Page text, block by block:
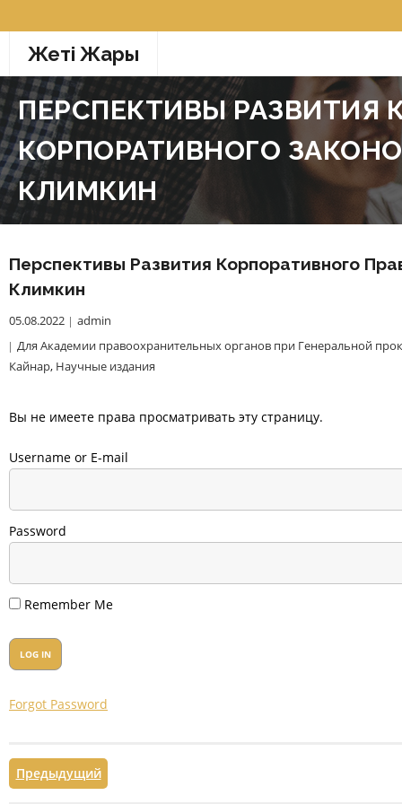
к
содержимому
Жетi Жарғы
ПЕРСПЕКТИВЫ РАЗВИТИЯ
КОРПОРАТИВНОГО
КЛИМКИН
Перспективы Развития Корпоративного
Климкин
05.08.2022
admin
Для Академии правоохранительных органов при Генеральной
Кайнар, Научные издания
Вы не имеете права просматривать эту страницу.
Username or E-mail
Password
Remember Me
Forgot Password
Предыдущий